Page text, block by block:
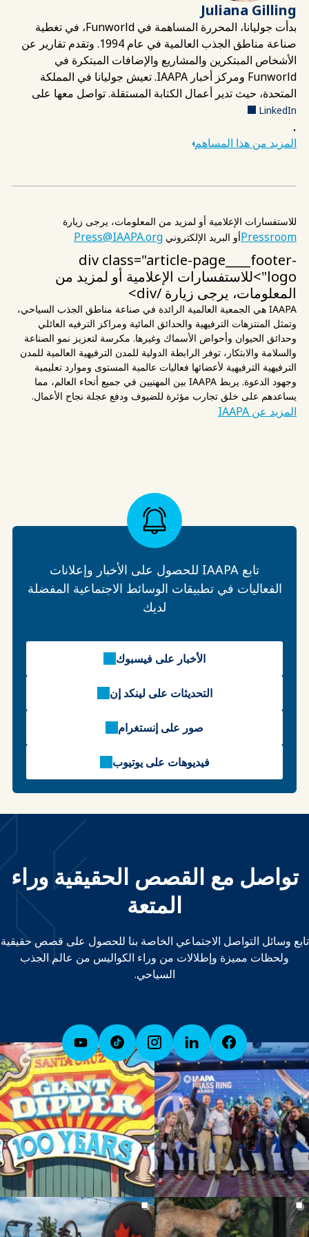
Juliana Gilling
بدأت جوليانا، المحررة المساهمة في Funworld، في تغطية
صناعة مناطق الجذب العالمية في عام 1994. وتقدم تقارير عن
الأشخاص المبتكرين والمشاريع والإضافات المبتكرة في
Funworld ومركز أخبار IAAPA. تعيش جوليانا في المملكة
المتحدة، حيث تدير أعمال الكتابة المستقلة. تواصل معها على
LinkedIn
.
المزيد من هذا المساهم
للاستفسارات الإعلامية أو لمزيد من المعلومات، يرجى زيارة
Pressroomأو البريد الإلكتروني Press@IAAPA.org
div class="article-page____footer-
logo">للاستفسارات الإعلامية أو لمزيد من
المعلومات، يرجى زيارة /div>
IAAPA هي الجمعية العالمية الرائدة في صناعة مناطق الجذب السياحي،
وتمثل المنتزهات الترفيهية والحدائق المائية ومراكز الترفيه العائلي
وحدائق الحيوان وأحواض الأسماك وغيرها. مكرسة لتعزيز نمو الصناعة
والسلامة والابتكار، توفر الرابطة الدولية للمدن الترفيهية العالمية للمدن
الترفيهية الترفيهية لأعضائها فعاليات عالمية المستوى وموارد تعليمية
وجهود الدعوة. يربط IAAPA بين المهنيين في جميع أنحاء العالم، مما
يساعدهم على خلق تجارب مؤثرة للضيوف ودفع عجلة نجاح الأعمال.
المزيد عن IAAPA
تابع IAAPA للحصول على الأخبار وإعلانات
الفعاليات في تطبيقات الوسائط الاجتماعية المفضلة
لديك
الأخبار على فيسبوك
التحديثات على لينكد إن
صور على إنستغرام
فيديوهات على يوتيوب
تواصل مع القصص الحقيقية وراء
المتعة
تابع وسائل التواصل الاجتماعي الخاصة بنا للحصول على قصص حقيقية
ولحظات مميزة وإطلالات من وراء الكواليس من عالم الجذب
السياحي.